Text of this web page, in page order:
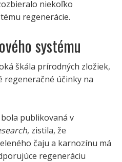
niekoľko
regenerácie.
systému
škála prírodných zložiek,
regeneračné účinky na
publikovaná v
, zistila, že
čaju a karnozínu má
regeneráciu